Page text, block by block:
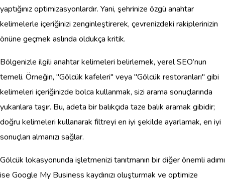
yaptığınız optimizasyonlardır. Yani, şehrinize özgü anahtar
kelimelerle içeriğinizi zenginleştirerek, çevrenizdeki rakiplerinizin
önüne geçmek aslında oldukça kritik.
Bölgenizle ilgili anahtar kelimeleri belirlemek, yerel SEO’nun
temeli. Örneğin, "Gölcük kafeleri" veya "Gölcük restoranları" gibi
kelimeleri içeriğinizde bolca kullanmak, sizi arama sonuçlarında
yukarılara taşır. Bu, adeta bir balıkçıda taze balık aramak gibidir;
doğru kelimeleri kullanarak filtreyi en iyi şekilde ayarlamak, en iyi
sonuçları almanızı sağlar.
Gölcük lokasyonunda işletmenizi tanıtmanın bir diğer önemli adımı
ise Google My Business kaydınızı oluşturmak ve optimize